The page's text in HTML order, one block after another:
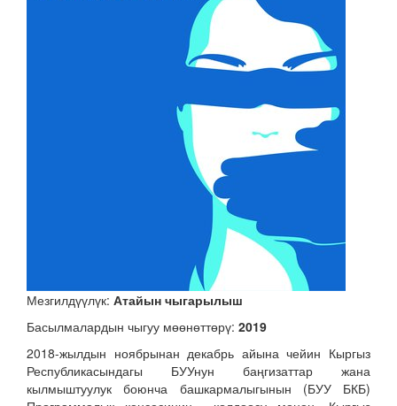
Мезгилдүүлүк: Атайын чыгарылыш
Басылмалардын чыгуу мөөнөттөрү: 2019
2018-жылдын ноябрынан декабрь айына чейин Кыргыз
Республикасындагы БУУнун баңгизаттар жана
кылмыштуулук боюнча башкармалыгынын (БУУ БКБ)